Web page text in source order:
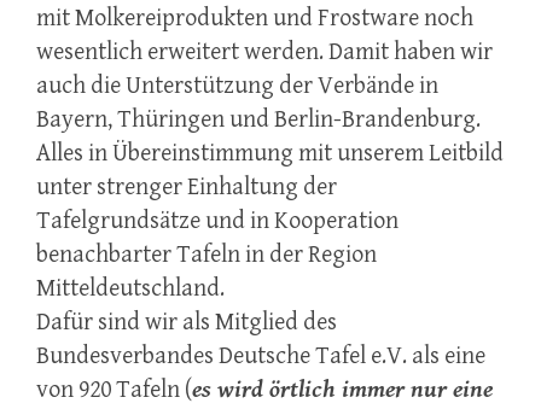
mit Molkereiprodukten und Frostware noch
wesentlich erweitert werden. Damit haben wir
auch die Unterstützung der Verbände in
Bayern, Thüringen und Berlin-Brandenburg.
Alles in Übereinstimmung mit unserem Leitbild
unter strenger Einhaltung der
Tafelgrundsätze und in Kooperation
benachbarter Tafeln in der Region
Mitteldeutschland.
Dafür sind wir als Mitglied des
Bundesverbandes Deutsche Tafel e.V. als eine
von 920 Tafeln (es wird örtlich immer nur eine